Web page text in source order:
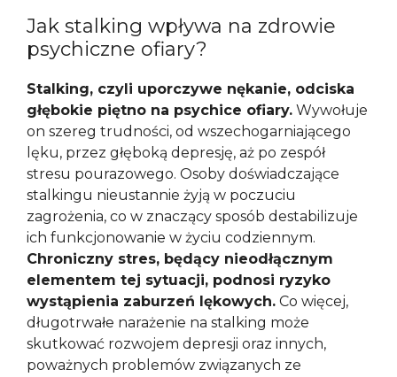
Jak stalking wpływa na zdrowie
psychiczne ofiary?
Stalking, czyli uporczywe nękanie, odciska
głębokie piętno na psychice ofiary. Wywołuje
on szereg trudności, od wszechogarniającego
lęku, przez głęboką depresję, aż po zespół
stresu pourazowego. Osoby doświadczające
stalkingu nieustannie żyją w poczuciu
zagrożenia, co w znaczący sposób destabilizuje
ich funkcjonowanie w życiu codziennym.
Chroniczny stres, będący nieodłącznym
elementem tej sytuacji, podnosi ryzyko
wystąpienia zaburzeń lękowych. Co więcej,
długotrwałe narażenie na stalking może
skutkować rozwojem depresji oraz innych,
poważnych problemów związanych ze